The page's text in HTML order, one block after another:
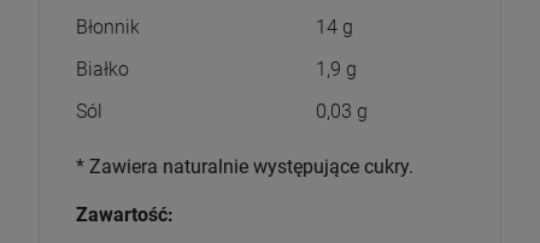
Błonnik
14 g
Białko
1,9 g
Sól
0,03 g
* Zawiera naturalnie występujące cukry.
Zawartość: